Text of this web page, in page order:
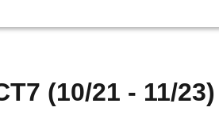
(10/21 - 11/23)